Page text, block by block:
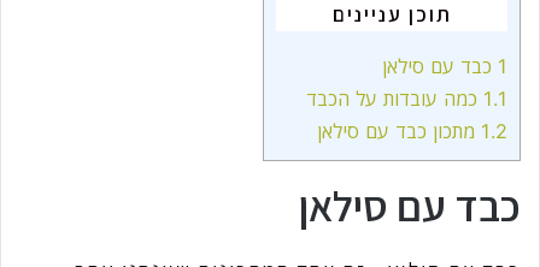
תוכן עניינים
1 כבד עם סילאן
1.1 כמה עובדות על הכבד
1.2 מתכון כבד עם סילאן
כבד עם סילאן